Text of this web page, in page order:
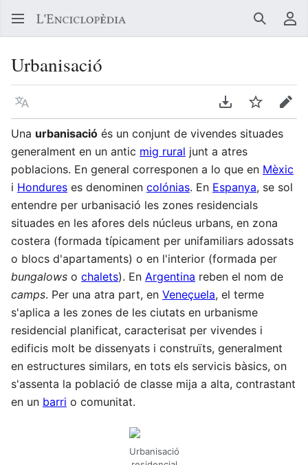
Buscar
Urbanisació
Llegir en un atre idioma Descarregar en
Vigilar
Una urbanisació és un conjunt de vivendes situades
generalment en un antic mig rural junt a atres
poblacions. En general corresponen a lo que en Mèxic
i Hondures es denominen colónias. En Espanya, se sol
entendre per urbanisació les zones residencials
situades en les afores dels núcleus urbans, en zona
costera (formada típicament per unifamiliars adossats
o blocs d'apartaments) o en l'interior (formada per
bungalows o chalets). En Argentina reben el nom de
camps. Per una atra part, en Veneçuela, el terme
s'aplica a les zones de les ciutats en urbanisme
residencial planificat, caracterisat per vivendes i
edificis molt be dissenyats i construïts, generalment
en estructures similars, en tots els servicis bàsics, on
s'assenta la població de classe mija a alta, contrastant
en un barri o comunitat.
Urbanisació